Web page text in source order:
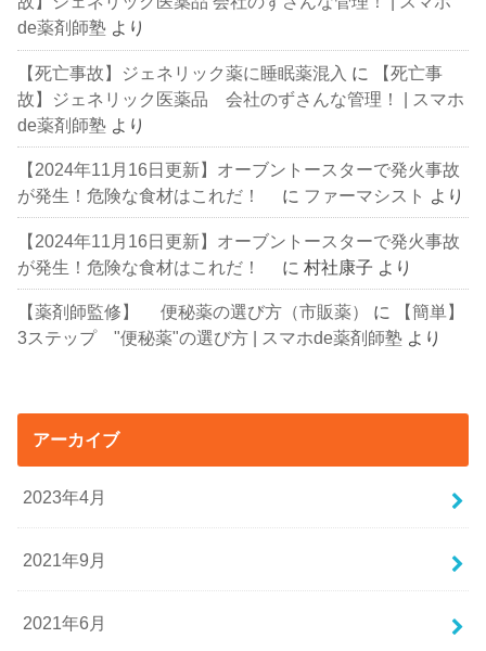
de薬剤師塾 より
【死亡事故】ジェネリック薬に睡眠薬混入 に
【死亡事
故】ジェネリック医薬品 会社のずさんな管理！ | スマホ
de薬剤師塾 より
【2024年11月16日更新】オーブントースターで発火事故
が発生！危険な食材はこれだ！
に ファーマシスト より
【2024年11月16日更新】オーブントースターで発火事故
が発生！危険な食材はこれだ！
に村社康子 より
【薬剤師監修】 便秘薬の選び方（市販薬） に
【簡単】
3ステップ "便秘薬"の選び方 | スマホde薬剤師塾 より
アーカイブ
2023年4月
2021年9月
2021年6月